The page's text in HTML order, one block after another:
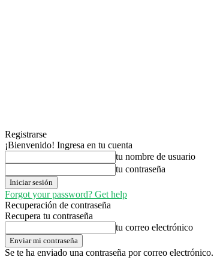
Registrarse
¡Bienvenido! Ingresa en tu cuenta
tu nombre de usuario
tu contraseña
Forgot your password? Get help
Recuperación de contraseña
Recupera tu contraseña
tu correo electrónico
Se te ha enviado una contraseña por correo electrónico.